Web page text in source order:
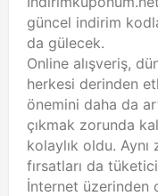
güncel indirim
da gülecek.
Online alışveriş,
herkesi derinden
önemini daha da
çıkmak zorunda
kolaylık oldu.
fırsatları da
İnternet üzerinden